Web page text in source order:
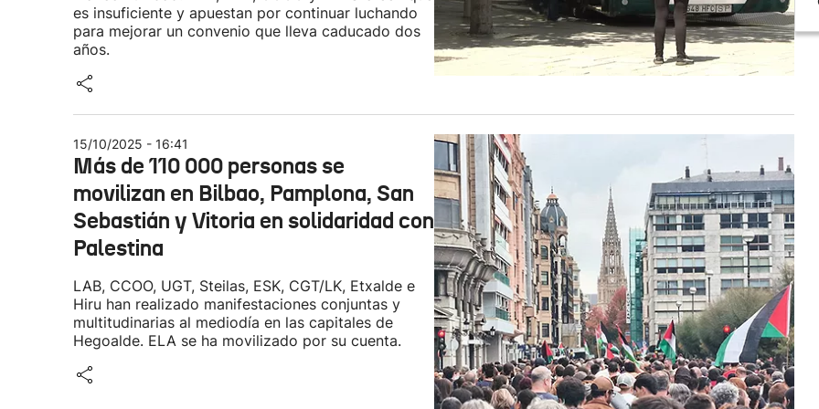
es insuficiente y apuestan por continuar luchando
para mejorar un convenio que lleva caducado dos
años.
15/10/2025 - 16:41
Más de 110 000 personas se
movilizan en Bilbao, Pamplona, San
Sebastián y Vitoria en solidaridad con
Palestina
LAB, CCOO, UGT, Steilas, ESK, CGT/LK, Etxalde e
Hiru han realizado manifestaciones conjuntas y
multitudinarias al mediodía en las capitales de
Hegoalde. ELA se ha movilizado por su cuenta.